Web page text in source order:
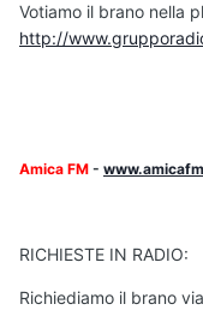
Votiamo il brano nella
http://
Amica FM -
RICHIESTE IN RADIO:
Richiediamo il brano